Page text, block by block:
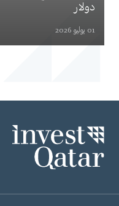
دولار
01 يوليو 2026